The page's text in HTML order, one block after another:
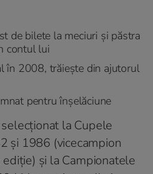
de bilete la meciuri și păstra
contul lui
în 2008, trăiește din ajutorul
pentru înșelăciune
la Cupele
și 1986 (vicecampion
și la Campionatele